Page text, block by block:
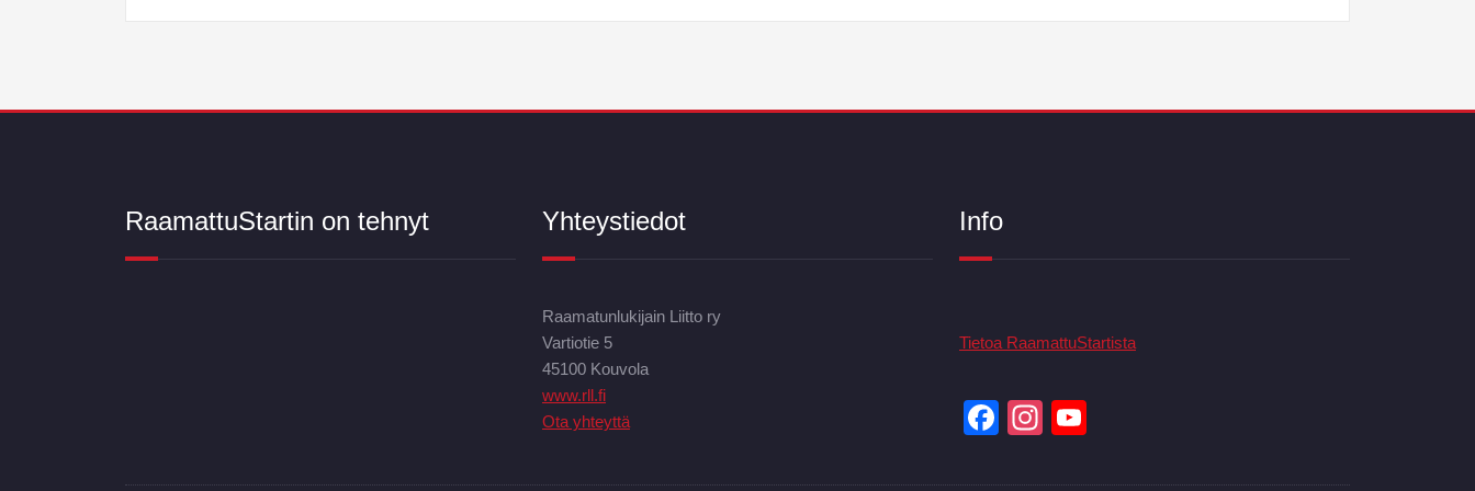
RaamattuStartin on tehnyt Yhteystiedot
Raamatunlukijain Liitto ry
Vartiotie 5
45100 Kouvola
www.rll.fi
Ota yhteyttä
Info
Tietoa RaamattuStartista
Facebook
Instagram